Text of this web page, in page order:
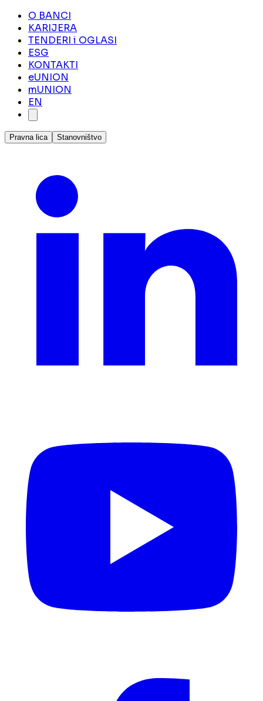
O BANCI
KARIJERA
TENDERI i OGLASI
ESG
KONTAKTI
eUNION
mUNION
EN
Pravna lica Stanovništvo